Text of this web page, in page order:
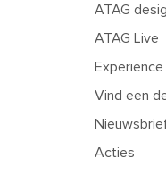
ATAG
ATAG Live
Vind een
Acties